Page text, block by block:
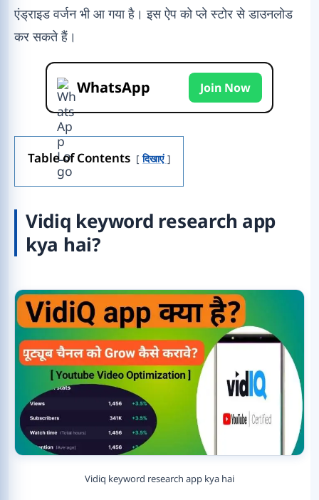
एंड्राइड वर्जन भी आ गया है। इस ऐप को प्ले स्टोर से डाउनलोड
कर सकते हैं।
WhatsApp Join Now
Table of Contents दिखाएं
Vidiq keyword research app
kya hai?
Vidiq keyword research app kya hai